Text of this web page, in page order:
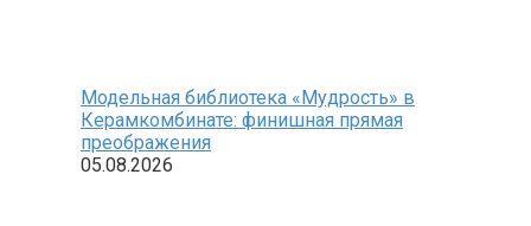
Модельная библиотека «Мудрость» в
Керамкомбинате: финишная прямая
преображения
05.08.2026